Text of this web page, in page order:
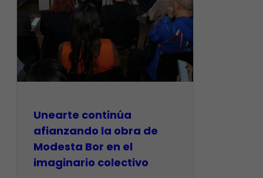
Unearte continúa
afianzando la obra de
Modesta Bor en el
imaginario colectivo